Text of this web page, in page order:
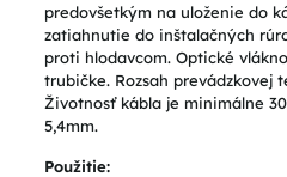
predovšetkým na uloženie do
zatiahnutie do inštalačných
proti hlodavcom. Optické
trubičke. Rozsah prevádzkovej
Životnosť kábla je minimálne
5,4mm.
Použitie: